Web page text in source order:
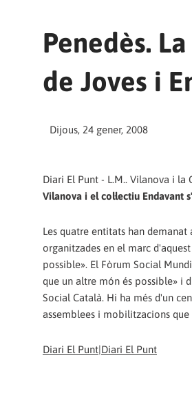
Penedès.
de Joves i
Dijous, 24 gener, 2008
Diari El Punt - L.M.. Vilanova i la
Vilanova i el col·lectiu
Les quatre entitats han
organitzades en el marc
possible». El Fòrum Social
que un altre món és possible» i
Social Català. Hi ha més d'un
assemblees i mobilitzacions
Diari El Punt|Diari El Punt